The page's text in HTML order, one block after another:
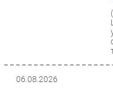
Регулирование
Финансы
06.08.2026